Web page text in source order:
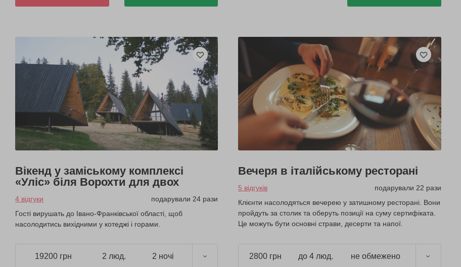
Вікенд у заміському комплексі
«Уліс» біля Ворохти для двох
4 відгуки
подарували 24 рази
Гості вирушать до Івано-Франківської області, щоб
насолодитись вихідними у котеджі і горами.
19200 грн 2 люд. 2 ночі
Вечеря в італійському ресторані
5 відгуків
подарували 22 рази
Клієнти насолодяться вечерею у затишному ресторані. Вони
пройдуть за столик та оберуть позиції на суму сертифіката.
Це можуть бути основні страви, десерти та напої.
2800 грн до 4 люд. не обмежено